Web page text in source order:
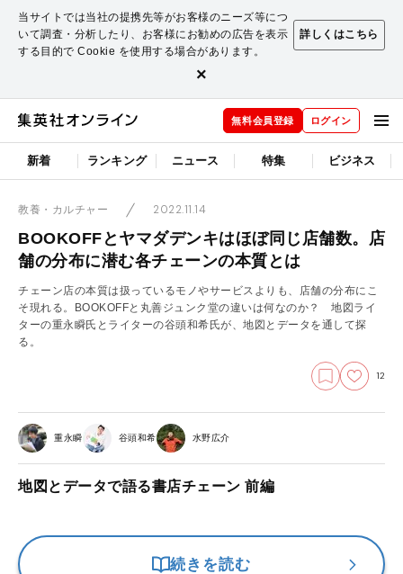
当サイトでは当社の提携先等がお客様のニーズ等につ
いて調査・分析したり、お客様にお勧めの広告を表示
する目的で Cookie を使用する場合があります。
詳しくはこちら
×
無料会員登録 ログイン
新着 ランキング ニュース 特集 ビジネス
教養・カルチャー 2022.11.14
BOOKOFFとヤマダデンキはほぼ同じ店舗数。店
舗の分布に潜む各チェーンの本質とは
チェーン店の本質は扱っているモノやサービスよりも、店舗の分布にこ
そ現れる。BOOKOFFと丸善ジュンク堂の違いは何なのか？ 地図ライ
ターの重永瞬氏とライターの谷頭和希氏が、地図とデータを通して探
る。
12
重永瞬 谷頭和希 水野広介
地図とデータで語る書店チェーン 前編
続きを読む